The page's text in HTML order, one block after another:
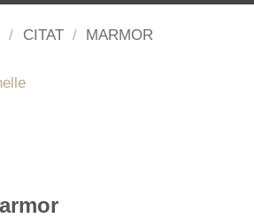
/ CITAT / MARMOR